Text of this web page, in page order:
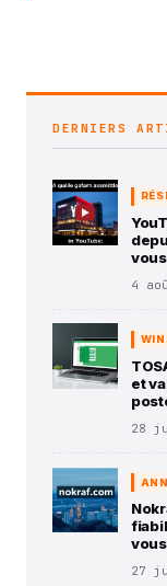
DERNIERS
vous
4
et
28
27